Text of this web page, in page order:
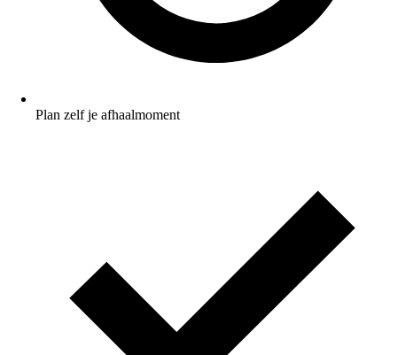
Plan zelf je afhaalmoment